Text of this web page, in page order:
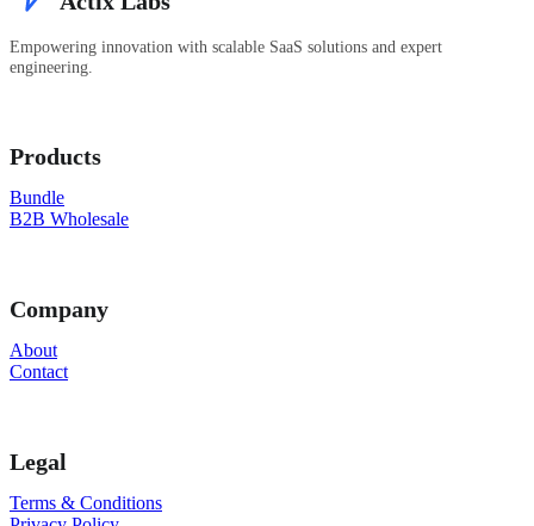
Empowering innovation with scalable SaaS solutions and expert
engineering.
Products
Bundle
B2B Wholesale
Company
About
Contact
Legal
Terms & Conditions